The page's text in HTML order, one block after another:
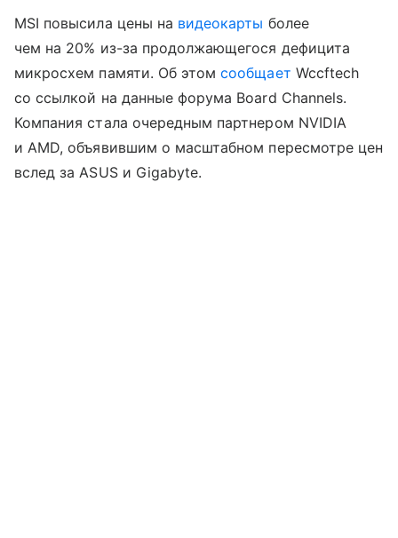
MSI повысила цены на видеокарты более
чем на 20% из-за продолжающегося дефицита
микросхем памяти. Об этомсообщает Wccftech
со ссылкой на данные форума Board Channels.
Компания стала очередным партнером NVIDIA
и AMD, объявившим о масштабном пересмотре цен
вслед за ASUS и Gigabyte.